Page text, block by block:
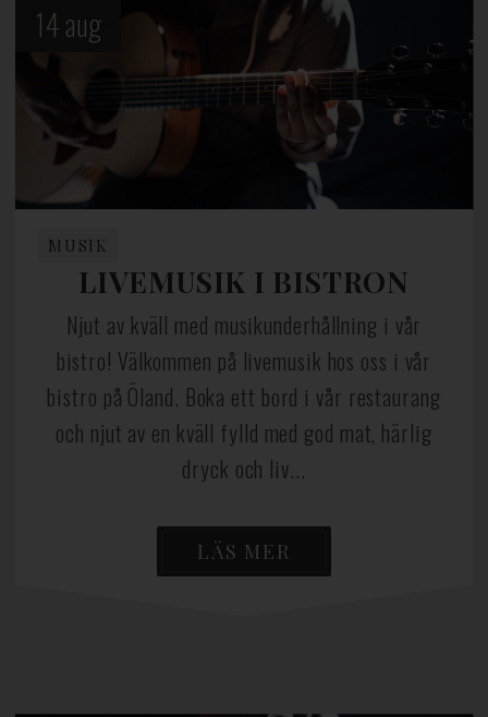
14aug
MUSIK
LIVEMUSIK I BISTRON
Njut av kväll med musikunderhållning i vår
bistro! Välkommen på livemusik hos oss i vår
bistro på Öland. Boka ett bord i vår restaurang
och njut av en kväll fylld med god mat, härlig
dryck och liv...
LÄS MER